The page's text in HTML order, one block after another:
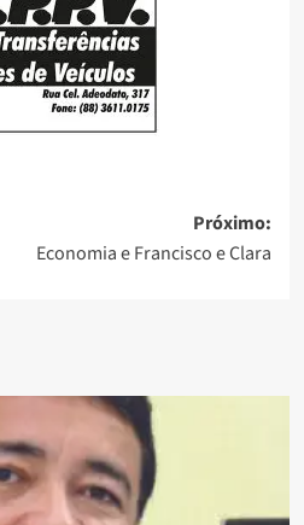
Próximo:
Economia e Francisco e Clara